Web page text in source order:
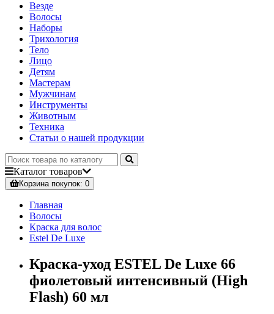
Везде
Волосы
Наборы
Трихология
Тело
Лицо
Детям
Мастерам
Мужчинам
Инструменты
Животным
Техника
Статьи о нашей продукции
Каталог товаров
Корзинапокупок: 0
Главная
Волосы
Краска для волос
Estel De Luxe
Краска-уход ESTEL De Luxe 66
фиолетовый интенсивный (High
Flash) 60 мл